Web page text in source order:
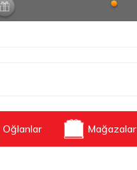
Oğlanlar Mağazalar